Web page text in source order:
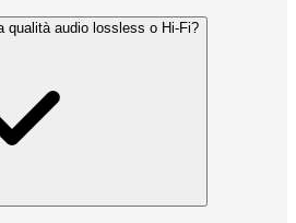
qualità audio lossless o Hi-Fi?